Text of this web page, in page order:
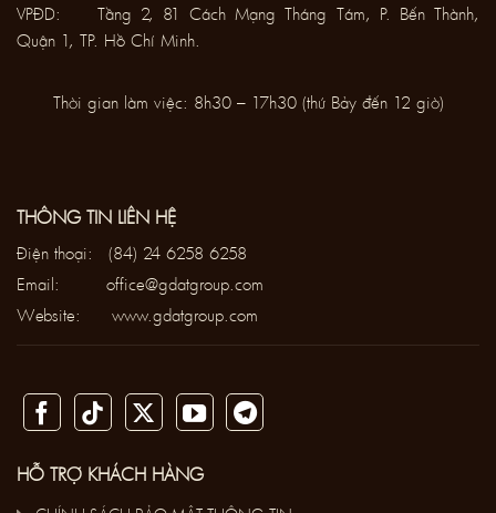
VPĐD: Tầng 2, 81 Cách Mạng Tháng Tám, P. Bến Thành,
Quận 1, TP. Hồ Chí Minh.
Thời gian làm việc: 8h30 – 17h30 (thứ Bảy đến 12 giờ)
THÔNG TIN LIÊN HỆ
Điện thoại: (84) 24 6258 6258
Email: office@gdatgroup.com
Website: www.gdatgroup.com
HỖ TRỢ KHÁCH HÀNG